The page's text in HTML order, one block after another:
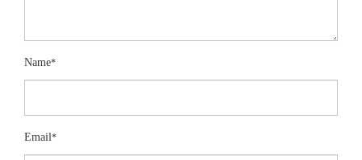
Name*
Email*